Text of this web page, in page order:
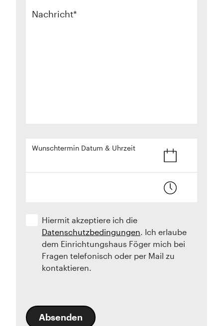
Nachricht
Wunschtermin Datum & Uhrzeit
Hiermit akzeptiere ich die
Datenschutzbedingungen. Ich erlaube
dem Einrichtungshaus Föger mich bei
Fragen telefonisch oder per Mail zu
kontaktieren.
Absenden